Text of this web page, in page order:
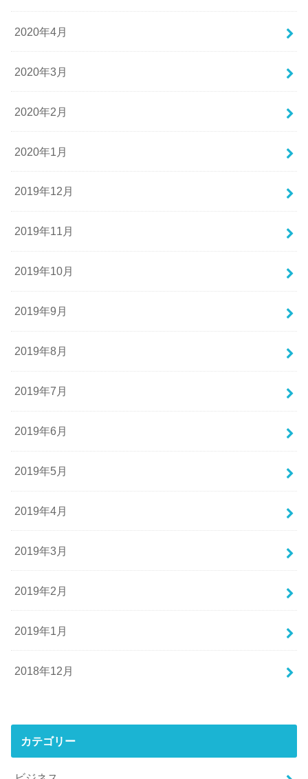
2020年4月
2020年3月
2020年2月
2020年1月
2019年12月
2019年11月
2019年10月
2019年9月
2019年8月
2019年7月
2019年6月
2019年5月
2019年4月
2019年3月
2019年2月
2019年1月
2018年12月
カテゴリー